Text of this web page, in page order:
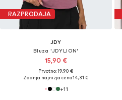
RAZPRODAJA
JDY
Bluza 'JDYLION'
15,90 €
Prvotno: 19,90 €
Zadnja najnižja cena14,31 €
+11